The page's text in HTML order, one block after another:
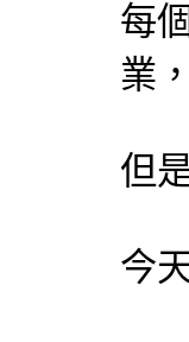
每
業，
但
今